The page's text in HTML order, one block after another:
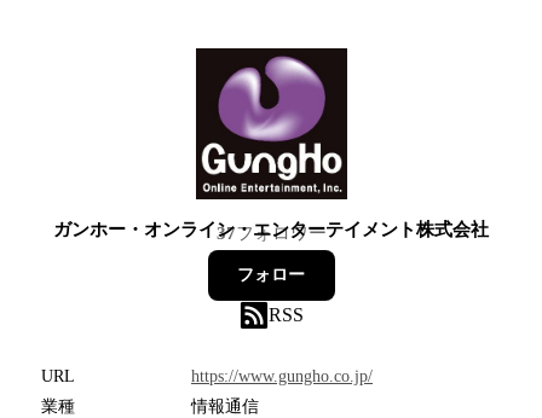
ガンホー・オンライン・エンターテイメント株式会社
37フォロワー
フォロー
RSS
URL
https://www.gungho.co.jp/
業種
情報通信